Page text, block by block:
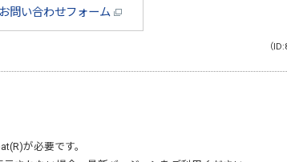
お問い合わせフォーム
（
が必要です。